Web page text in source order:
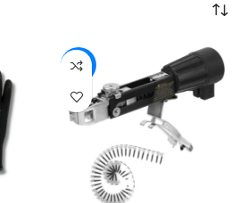
-31%